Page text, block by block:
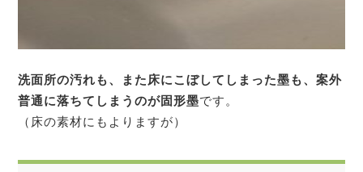
洗面所の汚れも、また床にこぼしてしまった墨も、案外
普通に落ちてしまうのが固形墨です。
（床の素材にもよりますが）